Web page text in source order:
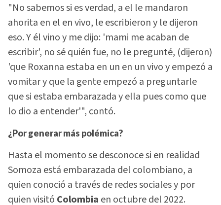
"No sabemos si es verdad, a el le mandaron
ahorita en el en vivo, le escribieron y le dijeron
eso. Y él vino y me dijo: 'mami me acaban de
escribir', no sé quién fue, no le pregunté, (dijeron)
'que Roxanna estaba en un en un vivo y empezó a
vomitar y que la gente empezó a preguntarle
que si estaba embarazada y ella pues como que
lo dio a entender'", contó.
¿Por generar más polémica?
Hasta el momento se desconoce si en realidad
Somoza está embarazada del colombiano, a
quien conoció a través de redes sociales y por
quien visitó Colombia en octubre del 2022.